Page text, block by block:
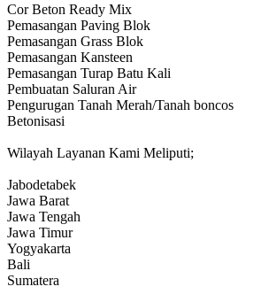
Cor Beton Ready Mix
Pemasangan Paving Blok
Pemasangan Grass Blok
Pemasangan Kansteen
Pemasangan Turap Batu Kali
Pembuatan Saluran Air
Pengurugan Tanah Merah/Tanah boncos
Betonisasi
Wilayah Layanan Kami Meliputi;
Jabodetabek
Jawa Barat
Jawa Tengah
Jawa Timur
Yogyakarta
Bali
Sumatera